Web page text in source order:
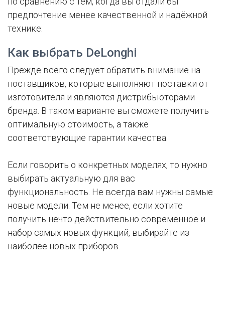
предпочтение менее качественной и надёжной
технике.
Как выбрать DeLonghi
Прежде всего следует обратить внимание на
поставщиков, которые выполняют поставки от
изготовителя и являются дистрибьюторами
бренда. В таком варианте вы сможете получить
оптимальную стоимость, а также
соответствующие гарантии качества.
Если говорить о конкретных моделях, то нужно
выбирать актуальную для вас
функциональность. Не всегда вам нужны самые
новые модели. Тем не менее, если хотите
получить нечто действительно современное и
набор самых новых функций, выбирайте из
наиболее новых приборов.